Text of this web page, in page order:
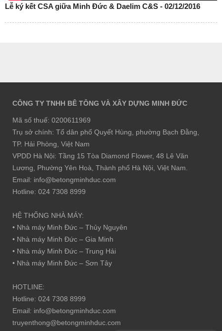
Lễ ký kết CSA giữa Minh Đức & Daelim C&S - 02/12/2016
CÔNG TY TNHH BÊ TÔNG VÀ XÂY DỰNG MINH ĐỨC
Mã số thuế: 0200611969
Trụ sở chính: Tổ dân phố Quyết Hùng, phường Bạch Đằng,
TP. Hải Phòng, Việt Nam
VPDD Hà Nội: Tầng 15 Tòa Diamond Flower, 48 Lê Văn
Lương, Phường Yên Hoà, Thành phố Hà Nội, Việt Nam.
Email: info@betongminhduc.com
Hotline: 024 7308 8999
HỆ THỐNG NHÀ MÁY:
• Nhà máy Minh Đức – Thủy Nguyên
• Nhà máy Minh Đức – Gia Minh
• Nhà máy Minh Đức – Trung Hải
• Nhà máy Minh Đức – Sơn Tây
HOTLINE:
Hotline: 024 7308 8999
Email: info@betongminhduc.com
truyenthong@betongminhduc.com